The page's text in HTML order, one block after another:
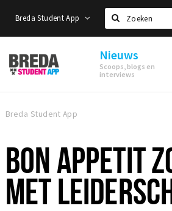
Breda Student App
Zoeken
Breda
Student
Nieuws
Scoops, blogs en
interviews
Breda Student App
BON APPETIT
MET